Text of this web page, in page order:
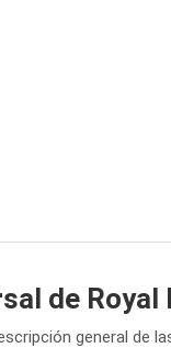
de Royal
general de